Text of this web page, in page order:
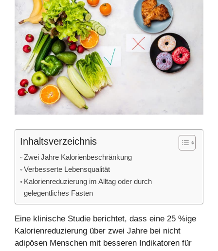
Inhaltsverzeichnis
Zwei Jahre Kalorienbeschränkung
Verbesserte Lebensqualität
Kalorienreduzierung im Alltag oder durch
gelegentliches Fasten
Eine klinische Studie berichtet, dass eine 25 %ige
Kalorienreduzierung über zwei Jahre bei nicht
adipösen Menschen mit besseren Indikatoren für